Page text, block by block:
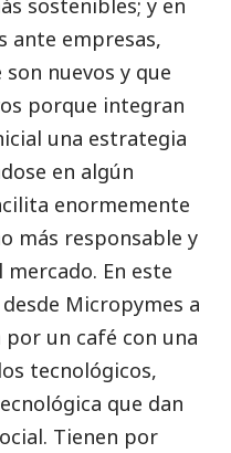
ante empresas,
nuevos y que
porque integran
una estrategia
en algún
enormemente
más responsable y
En este
Micropymes a
un café con una
tecnológicos,
que dan
. Tienen por